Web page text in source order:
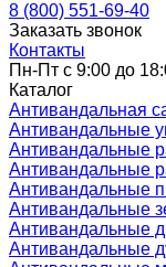
8 (800) 551-69-40
Заказать звонок
Контакты
Пн-Пт с 9:00 до
Каталог
Антивандальная
Антивандальные
Антивандальные
Антивандальные
Антивандальные
Антивандальные
Антивандальные
Антивандальные